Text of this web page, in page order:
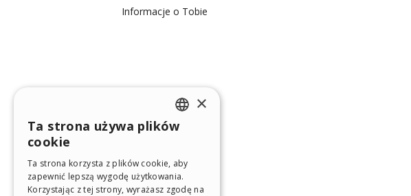
Informacje o Tobie
ENGLISH
GERMAN
×
Ta strona używa plików
cookie
Ta strona korzysta z plików cookie, aby
zapewnić lepszą wygodę użytkowania.
Korzystając z tej strony, wyrażasz zgodę na